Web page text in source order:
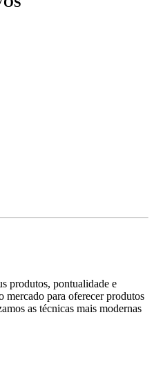
produtos, pontualidade e
mercado para oferecer produtos
as técnicas mais modernas